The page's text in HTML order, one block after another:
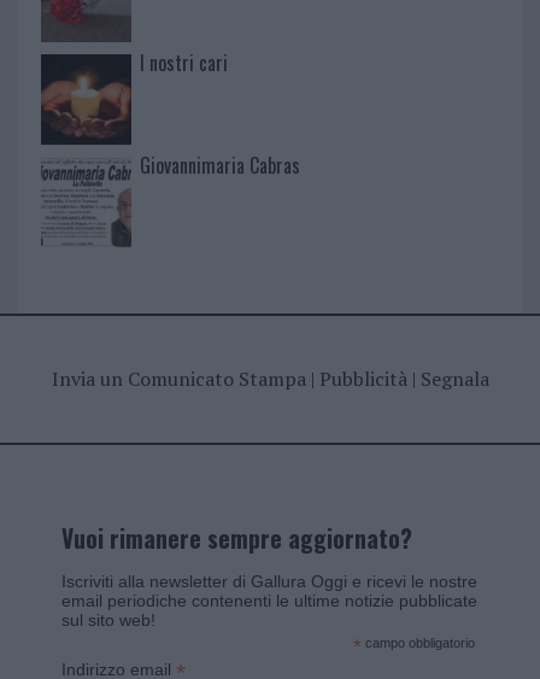
I nostri cari
Giovannimaria Cabras
Invia un Comunicato Stampa| Pubblicità| Segnala
Vuoi rimanere sempre aggiornato?
Iscriviti alla newsletter di Gallura Oggi e ricevi le nostre
email periodiche contenenti le ultime notizie pubblicate
sul sito web!
* campo obbligatorio
Indirizzo email *